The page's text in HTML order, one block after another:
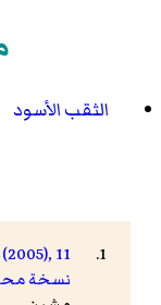
الثقب الأسود
11
نسخة